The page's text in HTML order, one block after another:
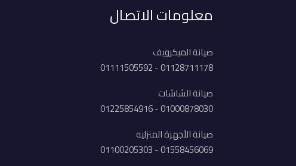
معلومات الاتصال
صيانة الميكرويف
01128711178 - 01111505592
صيانة الشاشات
01000878030 - 01225854916
صيانة الأجهزة المنزليه
01558456069 - 01100205303